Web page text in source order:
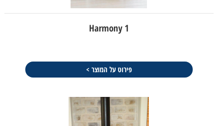
Harmony 1
פירוט על המוצר >